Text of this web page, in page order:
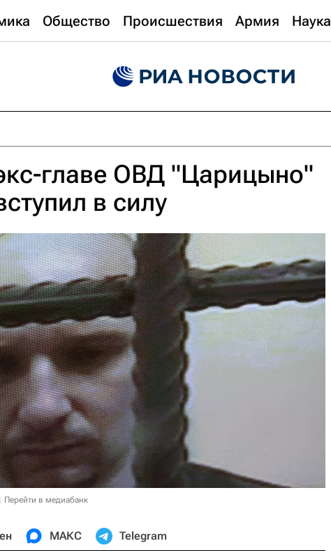
Общество Происшествия Армия Наука
главе ОВД "Царицыно"
в силу
Перейти в медиабанк
МАКС Telegram